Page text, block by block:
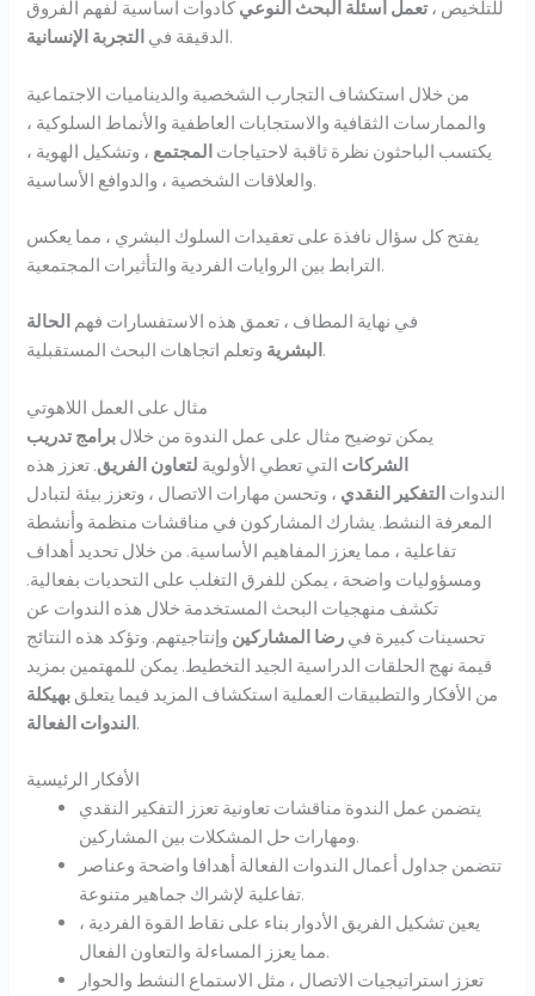
للتلخيص ،تعمل أسئلة البحث النوعي كأدوات أساسية لفهم الفروق
الدقيقة في التجربة الإنسانية .
من خلال استكشاف التجارب الشخصية والديناميات الاجتماعية
والممارسات الثقافية والاستجابات العاطفية والأنماط السلوكية ،
يكتسب الباحثون نظرة ثاقبة لاحتياجات المجتمع ، وتشكيل الهوية ،
والعلاقات الشخصية ، والدوافع الأساسية.
يفتح كل سؤال نافذة على تعقيدات السلوك البشري ، مما يعكس
الترابط بين الروايات الفردية والتأثيرات المجتمعية.
في نهاية المطاف ، تعمق هذه الاستفسارات فهم الحالة
البشرية وتعلم اتجاهات البحث المستقبلية.
مثال على العمل اللاهوتي
يمكن توضيح مثال على عمل الندوة من خلال برامج تدريب
الشركات التي تعطي الأولوية لتعاون الفريق. تعزز هذه
الندوات التفكير النقدي ، وتحسن مهارات الاتصال ، وتعزز بيئة لتبادل
المعرفة النشط. يشارك المشاركون في مناقشات منظمة وأنشطة
تفاعلية ، مما يعزز المفاهيم الأساسية. من خلال تحديد أهداف
ومسؤوليات واضحة ، يمكن للفرق التغلب على التحديات بفعالية.
تكشف منهجيات البحث المستخدمة خلال هذه الندوات عن
تحسينات كبيرة في رضا المشاركين وإنتاجيتهم. وتؤكد هذه النتائج
قيمة نهج الحلقات الدراسية الجيد التخطيط. يمكن للمهتمين بمزيد
من الأفكار والتطبيقات العملية استكشاف المزيد فيما يتعلق بهيكلة
الندوات الفعالة.
الأفكار الرئيسية
يتضمن عمل الندوة مناقشات تعاونية تعزز التفكير النقدي
ومهارات حل المشكلات بين المشاركين.
تتضمن جداول أعمال الندوات الفعالة أهدافا واضحة وعناصر
تفاعلية لإشراك جماهير متنوعة.
يعين تشكيل الفريق الأدوار بناء على نقاط القوة الفردية ،
مما يعزز المساءلة والتعاون الفعال.
تعزز استراتيجيات الاتصال ، مثل الاستماع النشط والحوار